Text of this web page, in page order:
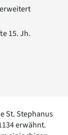
15. Jh.
St. Stephanus
erwähnt.